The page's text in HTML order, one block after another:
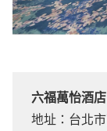
六福萬怡酒店
地址：台北